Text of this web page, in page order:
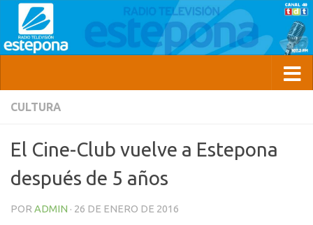
CULTURA
El Cine-Club vuelve a Estepona
después de 5 años
POR ADMIN · 26 DE ENERO DE 2016